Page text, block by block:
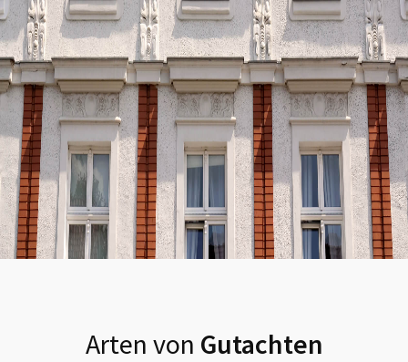
Arten von Gutachten